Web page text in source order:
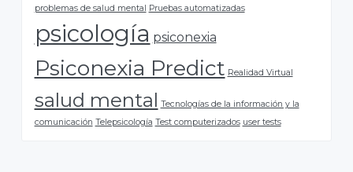
problemas de salud mental Pruebas automatizadas
psicología psiconexia
Psiconexia Predict Realidad Virtual
salud mental Tecnologías de la información y la
comunicación Telepsicología Test computerizados user tests